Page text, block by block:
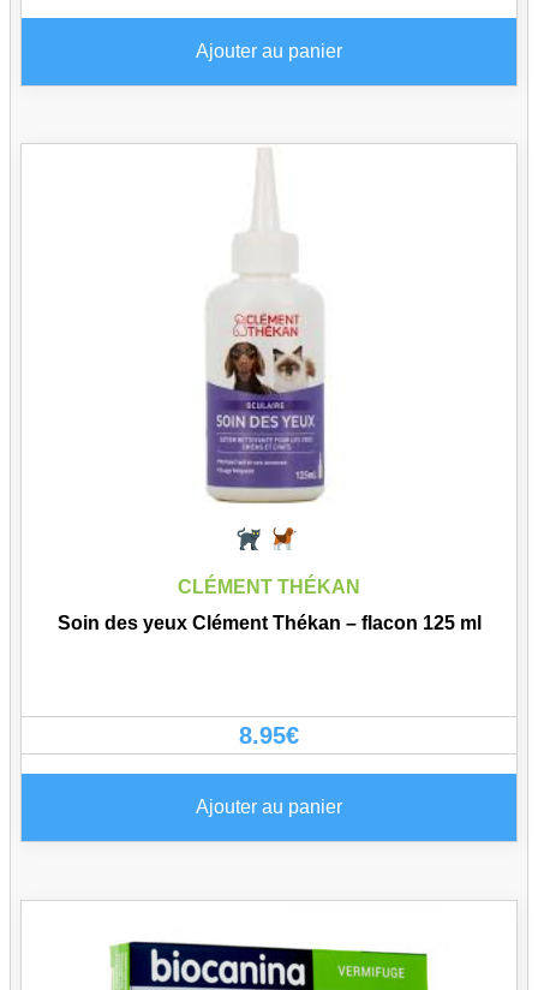
Ajouter au panier
CLÉMENT THÉKAN
Soin des yeux Clément Thékan – flacon 125 ml
8.95€
Ajouter au panier